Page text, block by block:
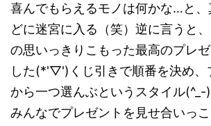
喜んでもらえるモノは何かな…と、
どに迷宮に入る（笑）逆に言うと
の思いっきりこもった最高のプレ
した(*'▽')くじ引きで順番を決め、
から一つ選んぶというスタイル
みんなでプレゼントを見せ合いっ